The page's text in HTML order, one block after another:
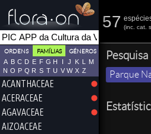
ORDENS FAMÍLIAS GÉNEROS
A B C D E F G H I J K L
M
N O P Q R S T U V W X Z
ACANTHACEAE
ACERACEAE
AGAVACEAE
AIZOACEAE
57 (inc. cat.
Pesquisa
Parque